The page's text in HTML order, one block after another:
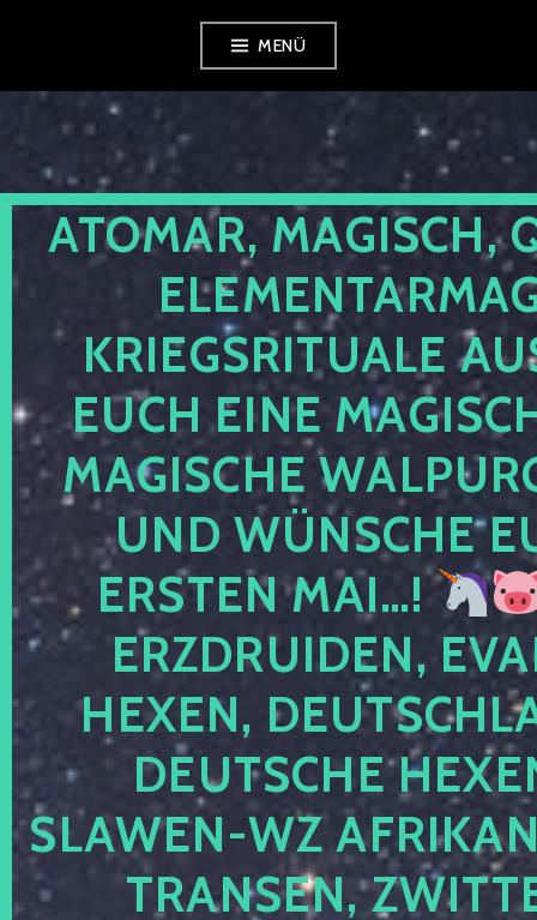
springen
MENÜ
ATOMAR, MAGISCH,
KRIEGSRITUALE
EUCH EINE
MAGISCHE
UND WÜNSCHE
ERSTEN MAI…!
ERZDRUIDEN,
HEXEN,
DEUTSCHE
SLAWEN-WZ
TRANSEN,